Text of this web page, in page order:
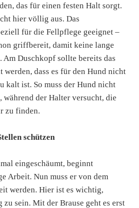
das für einen festen Halt sorgt.
hier völlig aus. Das
für die Fellpflege geeignet –
griffbereit, damit keine lange
Am Duschkopf sollte bereits das
werden, dass es für den Hund nicht
kalt ist. So muss der Hund nicht
während der Halter versucht, die
zu finden.
schützen
eingeschäumt, beginnt
Arbeit. Nun muss er von dem
werden. Hier ist es wichtig,
zu sein. Mit der Brause geht es erst